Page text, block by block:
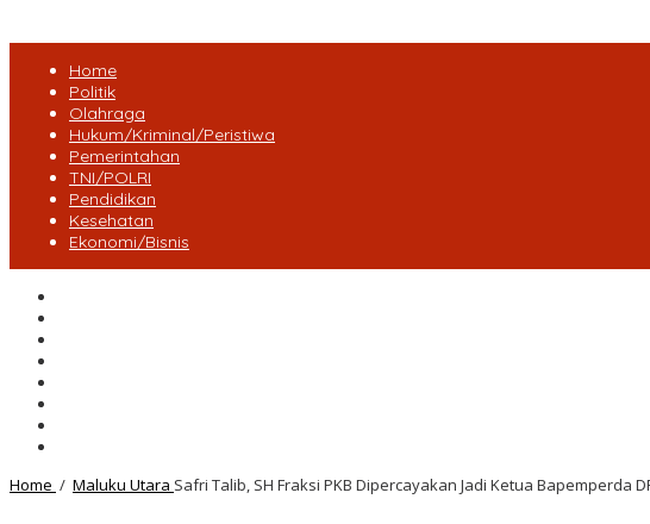
Home
Politik
Olahraga
Hukum/Kriminal/Peristiwa
Pemerintahan
TNI/POLRI
Pendidikan
Kesehatan
Ekonomi/Bisnis
Home / Maluku Utara Safri Talib, SH Fraksi PKB Dipercayakan Jadi Ketua Bapemperda